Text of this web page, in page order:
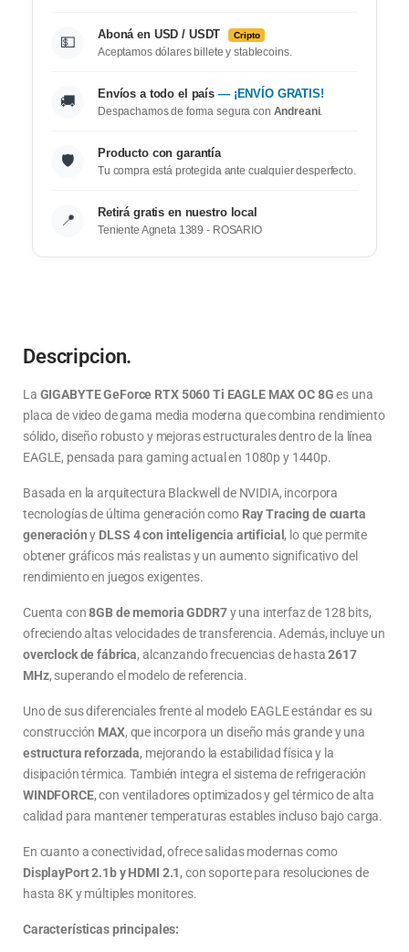
💵 Aboná en USD / USDT Cripto
Aceptamos dólares billete y stablecoins.
🚚 Envíos a todo el país — ¡ENVÍO GRATIS!
Despachamos de forma segura con Andreani.
🛡️ Producto con garantía
Tu compra está protegida ante cualquier desperfecto.
📍 Retirá gratis en nuestro local
Teniente Agneta 1389 - ROSARIO
Descripcion.
La GIGABYTE GeForce RTX 5060 Ti EAGLE MAX OC 8Ges una
placa de video de gama media moderna que combina rendimiento
sólido, diseño robusto y mejoras estructurales dentro de la línea
EAGLE, pensada para gaming actual en 1080p y 1440p.
Basada en la arquitectura Blackwell de NVIDIA, incorpora
tecnologías de última generación como Ray Tracing de cuarta
generacióny DLSS 4 con inteligencia artificial, lo que permite
obtener gráficos más realistas y un aumento significativo del
rendimiento en juegos exigentes.
Cuenta con8GB de memoria GDDR7y una interfaz de 128 bits,
ofreciendo altas velocidades de transferencia. Además, incluye un
overclock de fábrica, alcanzando frecuencias de hasta2617
MHz, superando el modelo de referencia.
Uno de sus diferenciales frente al modelo EAGLE estándar es su
construcción MAX, que incorpora un diseño más grande y una
estructura reforzada, mejorando la estabilidad física y la
disipación térmica. También integra el sistema de refrigeración
WINDFORCE, con ventiladores optimizados y gel térmico de alta
calidad para mantener temperaturas estables incluso bajo carga.
En cuanto a conectividad, ofrece salidas modernas como
DisplayPort 2.1b y HDMI 2.1, con soporte para resoluciones de
hasta 8K y múltiples monitores.
Características principales: